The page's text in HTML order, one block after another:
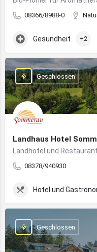
08366/8988-0
Gesundheit +2
Landhaus Hotel
Landhotel und
08378/940930
Geschlossen
Hotel und
Geschlossen